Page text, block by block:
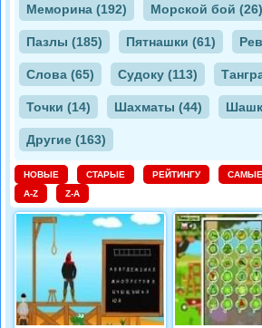
Меморина (192) Морской бой (26)
Пазлы (185) Пятнашки (61)
Слова (65) Судоку (113)
Точки (14) Шахматы (44)
Другие (163)
НОВЫЕ СТАРЫЕ РЕЙТИНГУ
A-Z
Z-A